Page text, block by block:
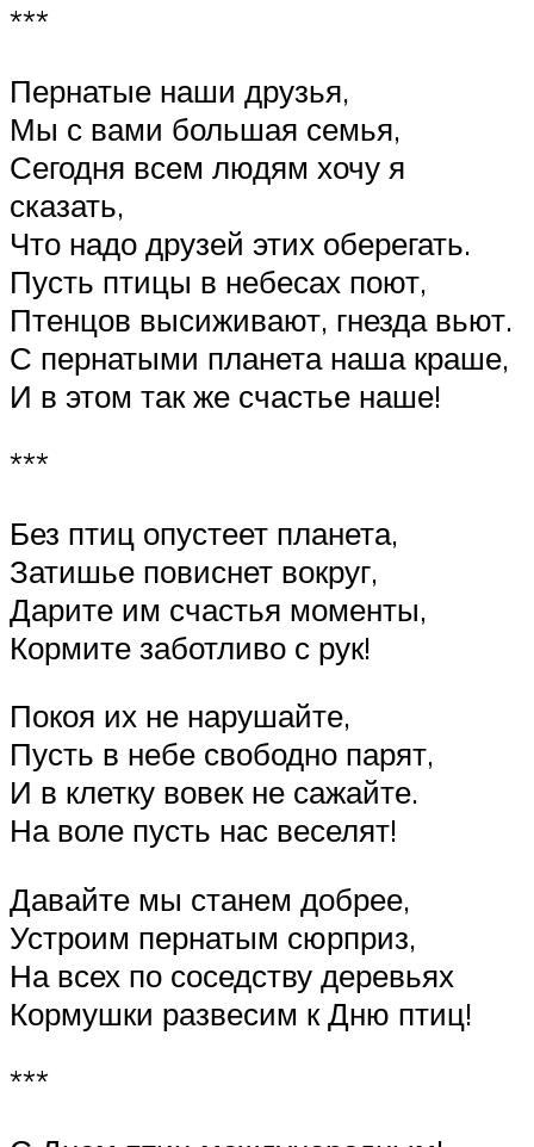
***
Пернатые наши друзья,
Мы с вами большая семья,
Сегодня всем людям хочу я
сказать,
Что надо друзей этих оберегать.
Пусть птицы в небесах поют,
Птенцов высиживают, гнезда вьют.
С пернатыми планета наша краше,
И в этом так же счастье наше!
***
Без птиц опустеет планета,
Затишье повиснет вокруг,
Дарите им счастья моменты,
Кормите заботливо с рук!
Покоя их не нарушайте,
Пусть в небе свободно парят,
И в клетку вовек не сажайте.
На воле пусть нас веселят!
Давайте мы станем добрее,
Устроим пернатым сюрприз,
На всех по соседству деревьях
Кормушки развесим к Дню птиц!
***